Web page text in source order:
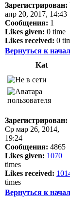
Зарегистрирован:
апр 20, 2017, 14:43
Сообщения: 1
Likes given: 0 time
Likes received: 0
Вернуться к
Kat
Зарегистрирован:
Ср мар 26, 2014,
19:24
Сообщения: 4865
Likes given: 1070
times
Likes received:
times
Вернуться к